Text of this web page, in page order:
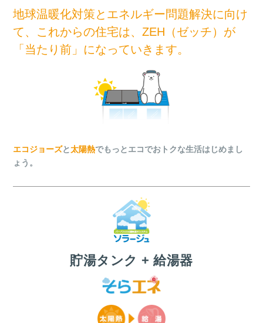
地球温暖化対策とエネルギー問題解決に向け
て、これからの住宅は、ZEH（ゼッチ）が
「当たり前」になっていきます。
エコジョーズと太陽熱でもっとエコでおトクな生活はじめまし
ょう。
貯湯タンク + 給湯器